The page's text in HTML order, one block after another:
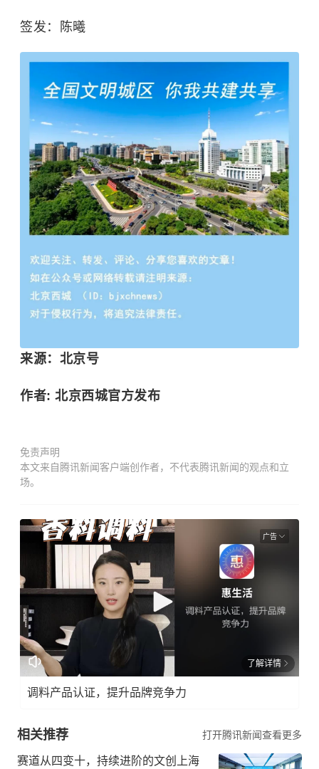
签发：陈曦
来源：北京号
作者: 北京西城官方发布
免责声明
本文来自腾讯新闻客户端创作者，不代表腾讯新闻的观点和立
场。
广告
了解详情
调料产品认证，提升品牌竞争力
相关推荐 打开腾讯新闻查看更多
赛道从四变十，持续进阶的文创上海